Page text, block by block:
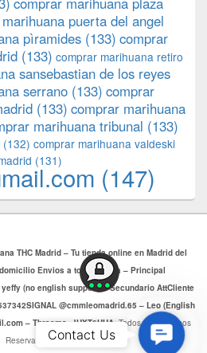
puerta del angel
pìramides (133) comprar
(133) comprar marihuana retiro
sansebastian de los reyes
serrano (133) comprar
(133) comprar marihuana
marihuana tribunal (133)
(132) comprar marihuana valdeski
(131) (147)
THC Madrid – Tu tienda online en Madrid del
Envios a toda Europa – Principal
(no english support) – Secundario AttCliente
@cmmleomadrid.65 – Leo (English
– Threema: JHXT6HHA. Todos los Derechos
Reservados.Contact Us